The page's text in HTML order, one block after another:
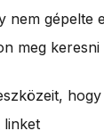
nem gépelte
meg
linket